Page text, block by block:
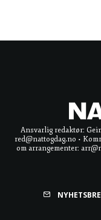
Ansvarlig redaktør:
red@nattogdag.no •
om arrangementer: